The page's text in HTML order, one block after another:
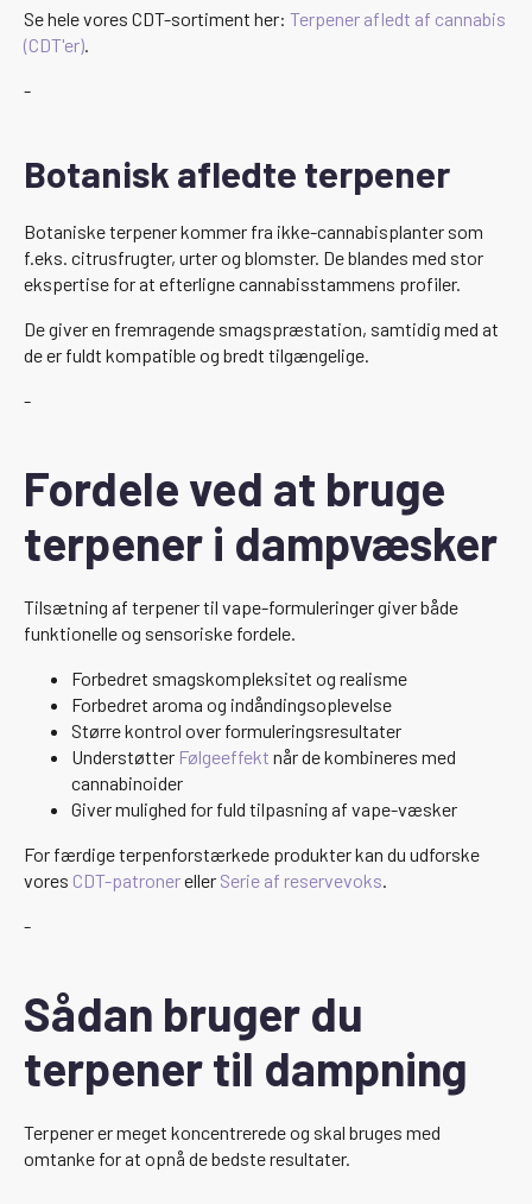
Se hele vores CDT-sortiment her: Terpener afledt af cannabis
(CDT'er).
-
Botanisk afledte terpener
Botaniske terpener kommer fra ikke-cannabisplanter som
f.eks. citrusfrugter, urter og blomster. De blandes med stor
ekspertise for at efterligne cannabisstammens profiler.
De giver en fremragende smagspræstation, samtidig med at
de er fuldt kompatible og bredt tilgængelige.
-
Fordele ved at bruge
terpener i dampvæsker
Tilsætning af terpener til vape-formuleringer giver både
funktionelle og sensoriske fordele.
Forbedret smagskompleksitet og realisme
Forbedret aroma og indåndingsoplevelse
Større kontrol over formuleringsresultater
Understøtter Følgeeffekt når de kombineres med
cannabinoider
Giver mulighed for fuld tilpasning af vape-væsker
For færdige terpenforstærkede produkter kan du udforske
vores CDT-patronereller Serie af reservevoks.
-
Sådan bruger du
terpener til dampning
Terpener er meget koncentrerede og skal bruges med
omtanke for at opnå de bedste resultater.